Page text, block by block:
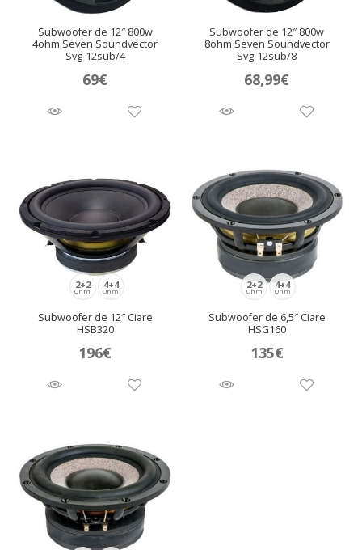
Subwoofer de 12″ 800w
4ohm Seven Soundvector
Svg-12sub/4
69€
Subwoofer de 12″ 800w
8ohm Seven Soundvector
Svg-12sub/8
68,99€
2+2
Ohm
4+4
Ohm
Subwoofer de 12″ Ciare
HSB320
196€
2+2
Ohm
4+4
Ohm
Subwoofer de 6,5″ Ciare
HSG160
135€